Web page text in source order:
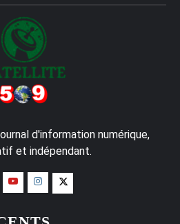
d'information numérique,
et indépendant.